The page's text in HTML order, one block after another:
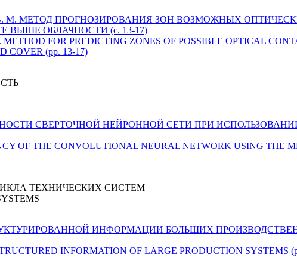
В. М. МЕТОД ПРОГНОЗИРОВАНИЯ ЗОН ВОЗМОЖНЫХ
ОБЛАЧНОСТИ (с. 13-17)
METHOD FOR PREDICTING ZONES OF POSSIBLE OPTICAL
COVER (pp. 13-17)
СВЕРТОЧНОЙ НЕЙРОННОЙ СЕТИ ПРИ
OF THE CONVOLUTIONAL NEURAL NETWORK USING THE
ТЕХНИЧЕСКИХ СИСТЕМ
ИНФОРМАЦИИ БОЛЬШИХ
INFORMATION OF LARGE PRODUCTION SYSTEMS